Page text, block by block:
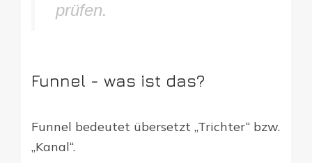
prüfen.
Funnel - was ist das?
Funnel bedeutet übersetzt „Trichter“ bzw.
„Kanal“.